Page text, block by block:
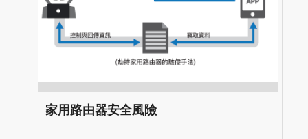
家用路由器安全風險